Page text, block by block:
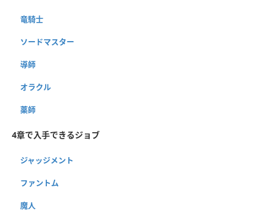
竜騎士
ソードマスター
導師
オラクル
薬師
4章で入手できるジョブ
ジャッジメント
ファントム
魔人